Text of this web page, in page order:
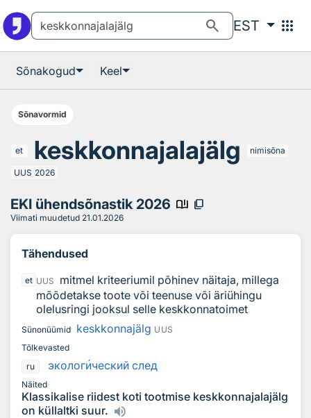
search EST apps
Sõnakogud Keel
Sõnavormid
et keskkonnajalajälg nimisõna
UUS 2026
EKI ühendsõnastik 2026 book_ribbon content_copy
Viimati muudetud 21.01.2026
Tähendused
et UUS
mitmel kriteeriumil põhinev näitaja, millega
mõõdetakse toote või teenuse või äriühingu
olelusringi jooksul selle keskkonnatoimet
Sünonüümid keskkonnajälg UUS
Tõlkevasted
ru
экологический след
Näited
Klassikalise riidest koti tootmise keskkonnajalajälg
on küllaltki suur.